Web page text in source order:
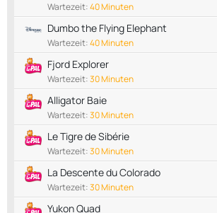
Wartezeit:40 Minuten
Dumbo the Flying Elephant
Wartezeit:40 Minuten
Fjord Explorer
Wartezeit:30 Minuten
Alligator Baie
Wartezeit:30 Minuten
Le Tigre de Sibérie
Wartezeit:30 Minuten
La Descente du Colorado
Wartezeit:30 Minuten
Yukon Quad